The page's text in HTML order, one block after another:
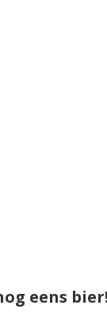
eens bier!